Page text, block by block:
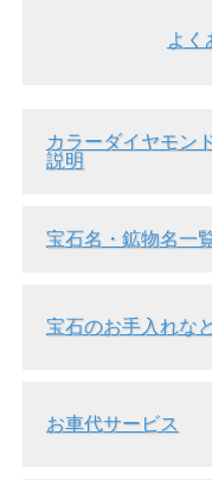
よく
カラーダイヤモン
説明
宝石名・鉱物名一
宝石のお手入れな
お車代サービス